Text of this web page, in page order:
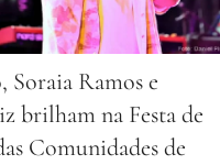
Soraia Ramos e
brilham na Festa de
Comunidades de